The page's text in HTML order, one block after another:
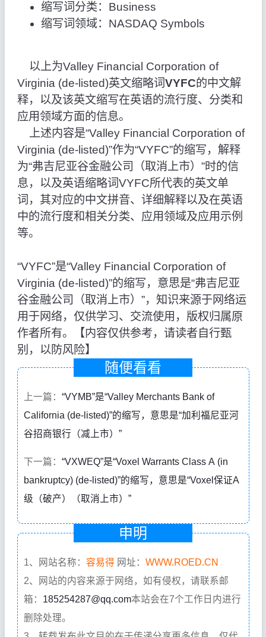
缩写词分类：Business
缩写词领域：NASDAQ Symbols
以上为Valley Financial Corporation of
Virginia (de-listed)英文缩略词VYFC的中文解
释，以及该英文缩写在英语的流行度、分类和
应用领域方面的信息。
上述内容是“Valley Financial Corporation of
Virginia (de-listed)”作为“VYFC”的缩写，解释
为“弗吉尼亚谷金融公司（取消上市）”时的信
息，以及英语缩略词VYFC所代表的英文单
词，其对应的中文拼音、详细解释以及在英语
中的流行度和相关分类、应用领域及应用示例
等。
“VYFC”是“Valley Financial Corporation of
Virginia (de-listed)”的缩写，意思是“弗吉尼亚
谷金融公司（取消上市）”，知识来源于网络运
用于网络，仅供学习、交流使用，版权归属原
作者所有。【内容仅供参考，请读者自行甄
别，以防风险】
随便看看
上一篇： “VYMB”是“Valley Merchants Bank of
California (de-listed)”的缩写，意思是“加利福尼亚河
谷招商银行（减上市）”
下一篇： “VXWEQ”是“Voxel Warrants Class A (in
bankruptcy) (de-listed)”的缩写，意思是“Voxel保证A
级（破产）（取消上市）”
申明
1、网站名称： 容易得 网址： WWW.ROED.CN
2、网站的内容来源于网络，如有侵权，请联系邮
箱： 185254287@qq.com本站会在7个工作日内进行
删除处理。